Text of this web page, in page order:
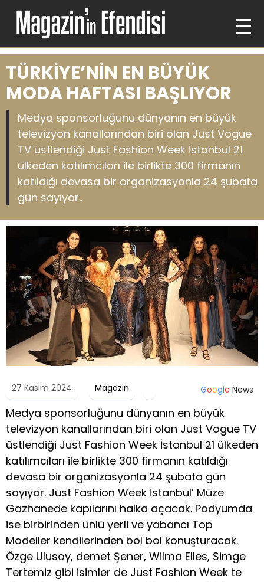
TÜRKİYE’NİN EN BÜYÜK
MODA HAFTASI BAŞLIYOR
Medya sponsorluğunu dünyanın en büyük
televizyon kanallarından biri olan Just Vogue
TV üstlendiği Just Fashion Week İstanbul 21
ülkeden katılımcıları ile birlikte 300 firmanın
katıldığı devasa bir organizasyonla 24 şubata
gün sayıyor..
27 Kasım 2024 Magazin Google News
Medya sponsorluğunu dünyanın en büyük
televizyon kanallarından biri olan Just Vogue TV
üstlendiği Just Fashion Week İstanbul 21 ülkeden
katılımcıları ile birlikte 300 firmanın katıldığı
devasa bir organizasyonla 24 şubata gün
sayıyor. Just Fashion Week İstanbul’ Müze
Gazhanede kapılarını halka açacak. Podyumda
ise birbirinden ünlü yerli ve yabancı Top
Modeller kendilerinden bol bol konuşturacak.
Özge Ulusoy, demet Şener, Wilma Elles, Simge
Tertemiz gibi isimler de Just Fashion Week te